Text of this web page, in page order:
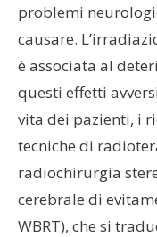
problemi
causare.
è associata al
questi effetti
vita dei pazienti, i
tecniche di
radiochirurgia
cerebrale di
WBRT), che si